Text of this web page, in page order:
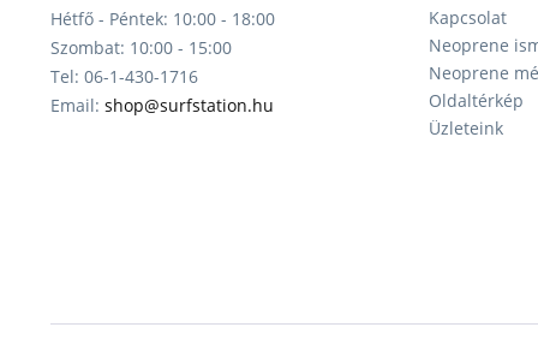
Hétfő - Péntek: 10:00 - 18:00
Szombat: 10:00 - 15:00
Tel: 06-1-430-1716
Email: shop@surfstation.hu
Kapcsolat
Neoprene
Neoprene
Oldaltérkép
Üzleteink